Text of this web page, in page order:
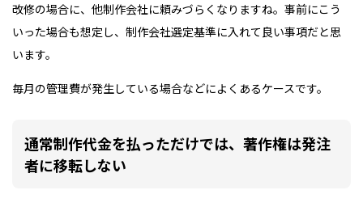
改修の場合に、他制作会社に頼みづらくなりますね。事前にこう
いった場合も想定し、制作会社選定基準に入れて良い事項だと思
います。
毎月の管理費が発生している場合などによくあるケースです。
通常制作代金を払っただけでは、著作権は発注
者に移転しない